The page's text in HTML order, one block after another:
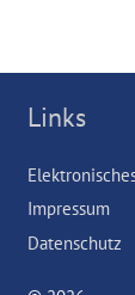
Links
Impressum
Datenschutz